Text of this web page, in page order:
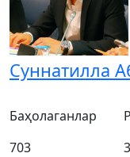
Суннатилла
Баҳолаганлар
703
3